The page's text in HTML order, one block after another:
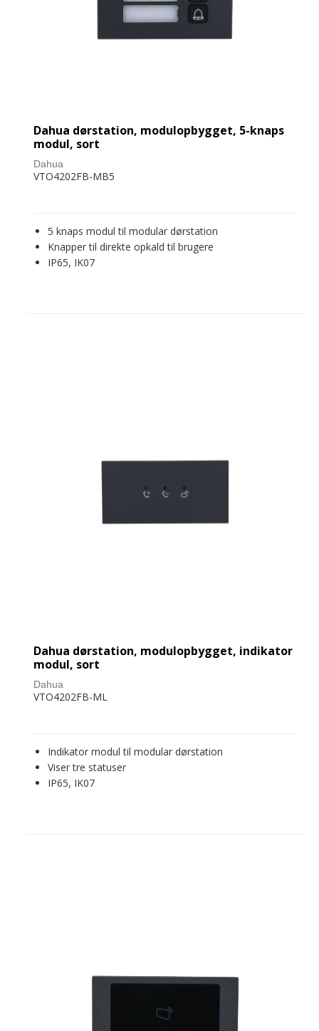
Dahua dørstation, modulopbygget, 5-knaps
modul, sort
Dahua
VTO4202FB-MB5
5 knaps modul til modular dørstation
Knapper til direkte opkald til brugere
IP65, IK07
Dahua dørstation, modulopbygget, indikator
modul, sort
Dahua
VTO4202FB-ML
Indikator modul til modular dørstation
Viser tre statuser
IP65, IK07